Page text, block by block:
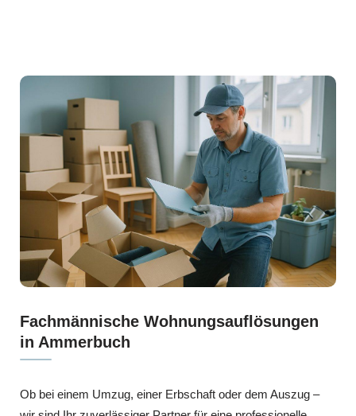
Fachmännische Wohnungsauflösungen
in Ammerbuch
Ob bei einem Umzug, einer Erbschaft oder dem Auszug –